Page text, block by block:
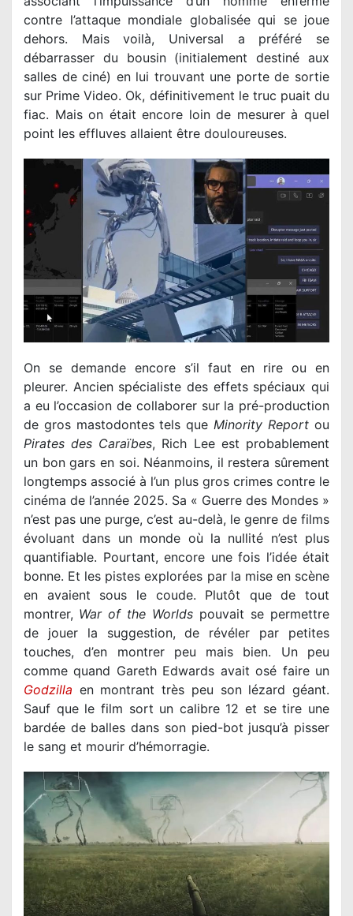
contre l’attaque mondiale globalisée qui se joue
dehors. Mais voilà, Universal a préféré se
débarrasser du bousin (initialement destiné aux
salles de ciné) en lui trouvant une porte de sortie
sur Prime Video. Ok, définitivement le truc puait du
fiac. Mais on était encore loin de mesurer à quel
point les effluves allaient être douloureuses.
On se demande encore s’il faut en rire ou en
pleurer. Ancien spécialiste des effets spéciaux qui
a eu l’occasion de collaborer sur la pré-production
de gros mastodontes tels que Minority Report ou
Pirates des Caraïbes, Rich Lee est probablement
un bon gars en soi. Néanmoins, il restera sûrement
longtemps associé à l’un plus gros crimes contre le
cinéma de l’année 2025. Sa « Guerre des Mondes »
n’est pas une purge, c’est au-delà, le genre de films
évoluant dans un monde où la nullité n’est plus
quantifiable. Pourtant, encore une fois l’idée était
bonne. Et les pistes explorées par la mise en scène
en avaient sous le coude. Plutôt que de tout
montrer, War of the Worlds pouvait se permettre
de jouer la suggestion, de révéler par petites
touches, d’en montrer peu mais bien. Un peu
comme quand Gareth Edwards avait osé faire un
Godzilla en montrant très peu son lézard géant.
Sauf que le film sort un calibre 12 et se tire une
bardée de balles dans son pied-bot jusqu’à pisser
le sang et mourir d’hémorragie.